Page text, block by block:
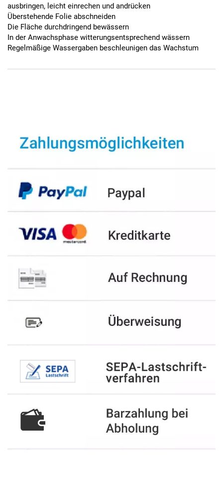
ausbringen, leicht einrechen und andrücken
Überstehende Folie abschneiden
Die Fläche durchdringend bewässern
In der Anwachsphase witterungsentsprechend wässern
Regelmäßige Wassergaben beschleunigen das Wachstum